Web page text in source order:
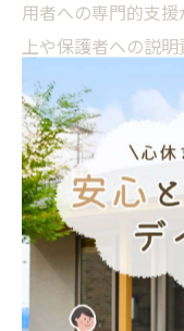
用者への専門的支
上や保護者への説
算定の要件にも直
ポイントです。
現場では、心理士
ーム内のカンファ
す。利用者の小さ
環境づくりに寄与す
が配置されたこと